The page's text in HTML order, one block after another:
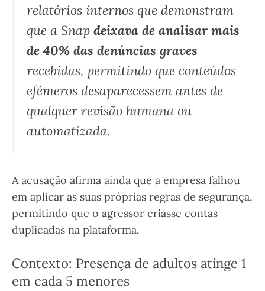
relatórios internos que demonstram
que a Snap deixava de analisar mais
de 40% das denúncias graves
recebidas, permitindo que conteúdos
efémeros desaparecessem antes de
qualquer revisão humana ou
automatizada.
A acusação afirma ainda que a empresa falhou
em aplicar as suas próprias regras de segurança,
permitindo que o agressor criasse contas
duplicadas na plataforma.
Contexto: Presença de adultos atinge 1
em cada 5 menores